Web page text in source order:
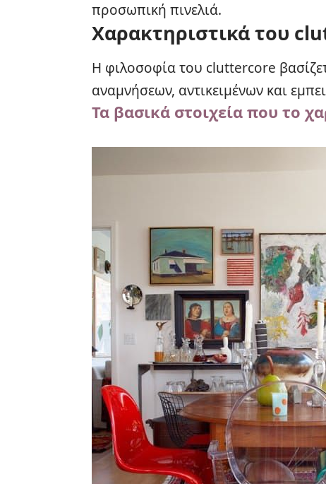
προσωπική πινελιά.
Χαρακτηριστικά του
Η φιλοσοφία του cluttercore
αναμνήσεων, αντικειμένων και
Τα βασικά στοιχεία που το